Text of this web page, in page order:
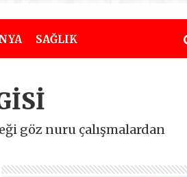
SAĞLIK
göz nuru çalışmalardan